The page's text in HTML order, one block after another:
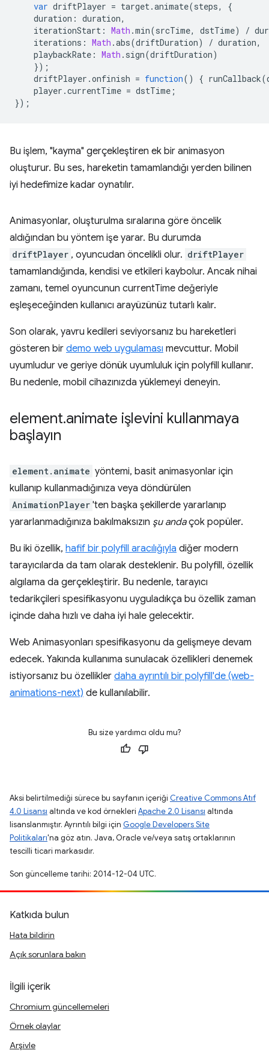
var driftPlayer = target.animate(steps,
{
duration : duration,
iterationStart : Math .min(srcTime, dstTime) /
iterations : Math .abs(driftDuration) / duration,
playbackRate : Math . sign(driftDuration)
});
driftPlayer .onfinish = function() { runCallback(
player .currentTime = dstTime ;
});
Bu işlem, "kayma" gerçekleştiren ek bir animasyon
oluşturur. Bu ses, hareketin tamamlandığı yerden bilinen
iyi hedefimize kadar oynatılır.
Animasyonlar, oluşturulma sıralarına göre öncelik
aldığından bu yöntem işe yarar. Bu durumda
driftPlayer , oyuncudan öncelikli olur. driftPlayer
tamamlandığında, kendisi ve etkileri kaybolur. Ancak nihai
zamanı, temel oyuncunun currentTime değeriyle
eşleşeceğinden kullanıcı arayüzünüz tutarlı kalır.
Son olarak, yavru kedileri seviyorsanız bu hareketleri
gösteren bir demo web uygulaması mevcuttur. Mobil
uyumludur ve geriye dönük uyumluluk için polyfill kullanır.
Bu nedenle, mobil cihazınızda yüklemeyi deneyin.
element.animate işlevini kullanmaya
başlayın
element.animate yöntemi, basit animasyonlar için
kullanıp kullanmadığınıza veya döndürülen
AnimationPlayer 'ten başka şekillerde yararlanıp
yararlanmadığınıza bakılmaksızın şu andaçok popüler.
Bu iki özellik, hafif bir polyfill aracılığıyla diğer modern
tarayıcılarda da tam olarak desteklenir. Bu polyfill, özellik
algılama da gerçekleştirir. Bu nedenle, tarayıcı
tedarikçileri spesifikasyonu uyguladıkça bu özellik zaman
içinde daha hızlı ve daha iyi hale gelecektir.
Web Animasyonları spesifikasyonu da gelişmeye devam
edecek. Yakında kullanıma sunulacak özellikleri denemek
istiyorsanız bu özellikler daha ayrıntılı bir polyfill'de (web-
animations-next) de kullanılabilir.
Bu size yardımcı oldu mu?
Aksi belirtilmediği sürece bu sayfanın içeriği Creative Commons Atıf
4.0 Lisansı altında ve kod örnekleri Apache 2.0 Lisansı altında
lisanslanmıştır. Ayrıntılı bilgi için Google Developers Site
Politikaları'na göz atın. Java, Oracle ve/veya satış ortaklarının
tescilli ticari markasıdır.
Son güncelleme tarihi: 2014-12-04 UTC.
Katkıda bulun
Hata bildirin
Açık sorunlara bakın
İlgili içerik
Chromium güncellemeleri
Örnek olaylar
Arşivle